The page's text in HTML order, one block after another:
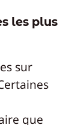
les plus
sur
que